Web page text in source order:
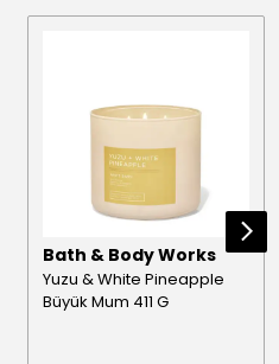
Bath & Body Works
Yuzu & White Pineapple
Büyük Mum 411 G